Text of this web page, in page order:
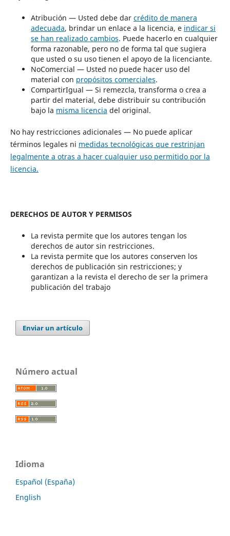
Atribución — Usted debe dar crédito de manera
adecuada, brindar un enlace a la licencia, e indicar si
se han realizado cambios. Puede hacerlo en cualquier
forma razonable, pero no de forma tal que sugiera
que usted o su uso tienen el apoyo de la licenciante.
NoComercial — Usted no puede hacer uso del
material con propósitos comerciales.
CompartirIgual — Si remezcla, transforma o crea a
partir del material, debe distribuir su contribución
bajo la misma licencia del original.
No hay restricciones adicionales — No puede aplicar
términos legales ni medidas tecnológicas que restrinjan
legalmente a otras a hacer cualquier uso permitido por la
licencia.
DERECHOS DE AUTOR Y PERMISOS
La revista permite que los autores tengan los
derechos de autor sin restricciones.
La revista permite que los autores conserven los
derechos de publicación sin restricciones; y
garantizan a la revista el derecho de ser la primera
publicación del trabajo
Enviar un artículo
Número actual
Idioma
Español (España)
English